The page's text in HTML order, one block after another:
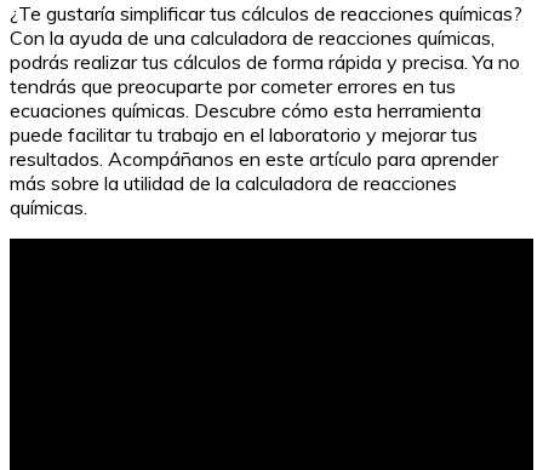
¿Te gustaría simplificar tus cálculos de reacciones químicas?
Con la ayuda de una calculadora de reacciones químicas,
podrás realizar tus cálculos de forma rápida y precisa. Ya no
tendrás que preocuparte por cometer errores en tus
ecuaciones químicas. Descubre cómo esta herramienta
puede facilitar tu trabajo en el laboratorio y mejorar tus
resultados. Acompáñanos en este artículo para aprender
más sobre la utilidad de la calculadora de reacciones
químicas.